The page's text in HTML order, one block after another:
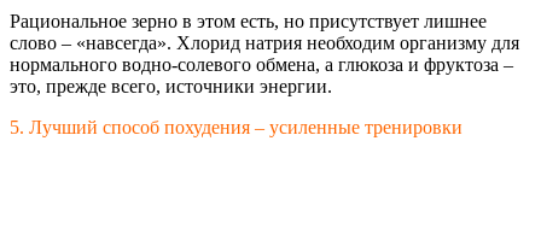
Рациональное зерно в этом есть, но присутствует лишнее
слово – «навсегда». Хлорид натрия необходим организму для
нормального водно-солевого обмена, а глюкоза и фруктоза –
это, прежде всего, источники энергии.
5. Лучший способ похудения – усиленные тренировки